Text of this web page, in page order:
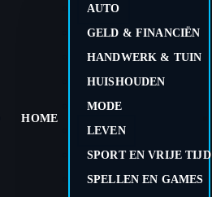
HOME
AUTO
GELD & FINANCIËN
HANDWERK & TUIN
HUISHOUDEN
MODE
LEVEN
SPORT EN VRIJE TIJD
SPELLEN EN GAMES